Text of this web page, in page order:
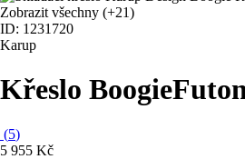
Zobrazit všechny (+21)
ID: 1231720
Karup
Křeslo Boogie
(5)
5 955 Kč